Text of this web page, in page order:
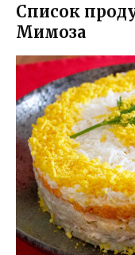
Список
Мимоза